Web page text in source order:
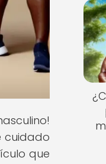
cuidado
que